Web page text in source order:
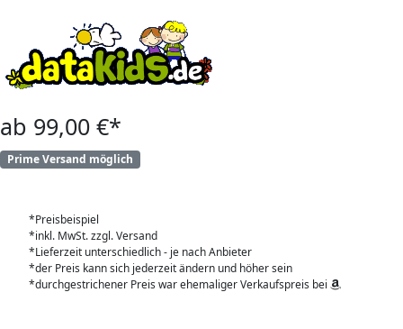
ab 99,00 €*
Prime Versand möglich
*Preisbeispiel
*inkl. MwSt. zzgl. Versand
*Lieferzeit unterschiedlich - je nach Anbieter
*der Preis kann sich jederzeit ändern und höher sein
*durchgestrichener Preis war ehemaliger Verkaufspreis bei